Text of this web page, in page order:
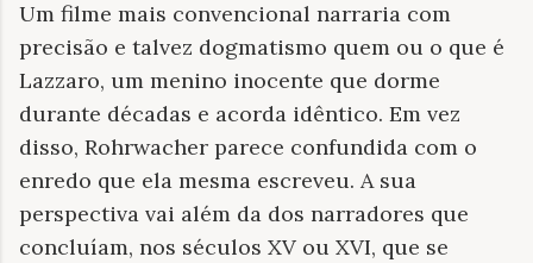
Um filme mais convencional narraria com
precisão e talvez dogmatismo quem ou o que é
Lazzaro, um menino inocente que dorme
durante décadas e acorda idêntico. Em vez
disso, Rohrwacher parece confundida com o
enredo que ela mesma escreveu. A sua
perspectiva vai além da dos narradores que
concluíam, nos séculos XV ou XVI, que se